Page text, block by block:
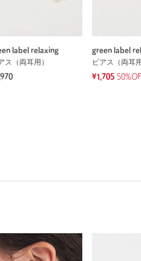
label relaxing
ス（両耳用）
green label
ピアス（両耳用
¥1,705